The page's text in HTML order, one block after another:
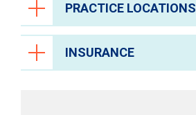
PRACTICE LOCATIONS
INSURANCE